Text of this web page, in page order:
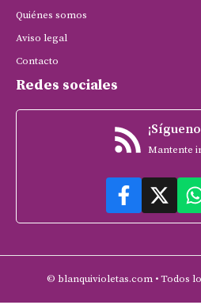
Quiénes somos
Aviso legal
Contacto
Redes sociales
Mantente
© blanquivioletas.com • Todos